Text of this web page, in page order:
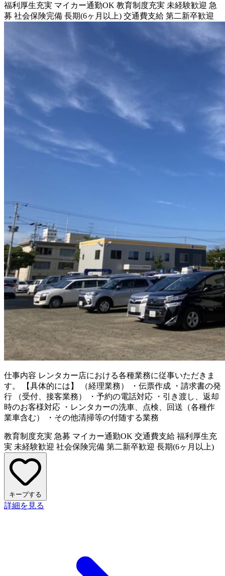
福利厚生充実 マイカー通勤OK 教育制度充実 未経験歓迎 急
募 社会保険完備 長期(6ヶ月以上) 交通費支給 第二新卒歓迎
仕事内容 レンタカー店における各種業務に従事いただきま
す。 【具体的には】 （経理業務） ・伝票作成 ・請求書の発
行 （受付、接客業務） ・予約の電話対応 ・引き渡し、返却
時のお客様対応 ・レンタカーの洗車、点検、回送（各種作
業車含む） ・その他清掃等の付随する業務
教育制度充実 急募 マイカー通勤OK 交通費支給 福利厚生充
実 未経験歓迎 社会保険完備 第二新卒歓迎 長期(6ヶ月以上)
キープする
詳細を見る